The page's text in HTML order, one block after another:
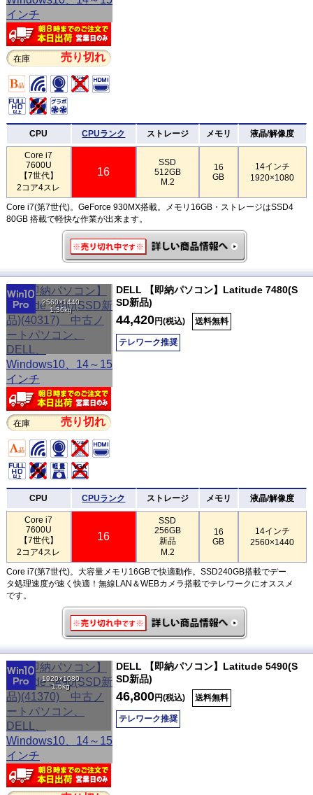
在庫 売り切れ
CPU CPUランク ストレージ メモリ 液晶/解像度
Core i7
7600U
【7世代】
2コア4スレ
16
SSD
512GB
M.2
16
GB
14インチ
1920×1080
Core i7(第7世代)。GeForce 930MX搭載。メモリ16GB・ストレージはSSD4
80GB 搭載で軽快な作業が出来ます。
2560×1440
1.36kg
在庫 売り切れ
DELL 【即納パソコン】Latitude 7480(S
SD新品)
44,420円(税込) 送料無料
テレワーク推奨
CPU CPUランク ストレージ メモリ 液晶/解像度
Core i7
7600U
【7世代】
2コア4スレ
16
SSD
256GB
新品
M.2
16
GB
14インチ
2560×1440
Core i7(第7世代)。大容量メモリ16GBで快適動作。SSD240GB搭載でデー
タ処理速度が速く快適！無線LAN＆WEBカメラ搭載でテレワークにオススメ
です。
1920×1080
1.6kg
DELL 【即納パソコン】Latitude 5490(S
SD新品)
46,800円(税込) 送料無料
テレワーク推奨